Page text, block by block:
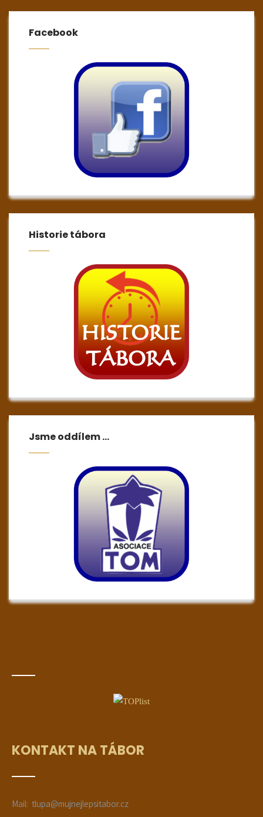
Facebook
Historie tábora
Jsme oddílem …
KONTAKT NA TÁBOR
Mail: tlupa@mujnejlepsitabor.cz